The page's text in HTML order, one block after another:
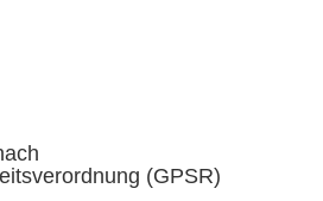
(GPSR)